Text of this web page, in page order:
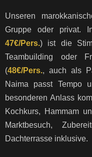
Unseren
Gruppe oder privat.
47€/Pers.) ist die
Teambuilding oder
(48€/Pers., auch als
Naima passt Tempo
besonderen Anlass
Kochkurs, Hammam
Marktbesuch,
Dachterrasse inklusive.